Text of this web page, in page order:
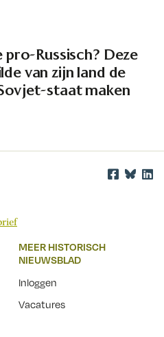
pro-Russisch? Deze
van zijn land de
staat maken
MEER HISTORISCH
NIEUWSBLAD
Inloggen
Vacatures